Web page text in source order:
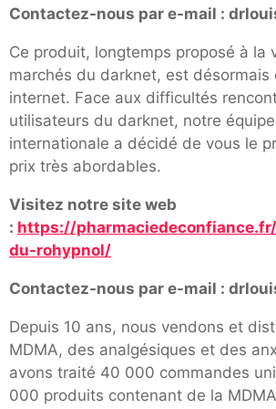
Contactez-nous par e-mail :
Ce produit, longtemps proposé à la
marchés du darknet, est désormais
internet. Face aux difficultés
utilisateurs du darknet, notre
internationale a décidé de vous le
prix très abordables.
Visitez notre site web
: https://
du-rohypnol/
Contactez-nous par e-mail :
Depuis 10 ans, nous vendons et
MDMA, des analgésiques et des
avons traité 40 000 commandes
000 produits contenant de la